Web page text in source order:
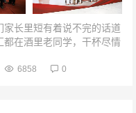
长里短有着说不完的话道
都在酒里老同学，干杯尽情
6858 0